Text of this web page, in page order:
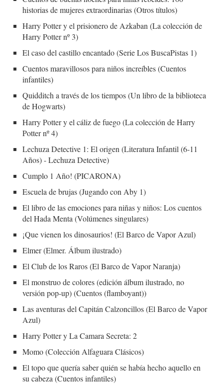
historias de mujeres extraordinarias (Otros títulos)
Harry Potter y el prisionero de Azkaban (La colección de
Harry Potter nº 3)
El caso del castillo encantado (Serie Los BuscaPistas 1)
Cuentos maravillosos para niños increíbles (Cuentos
infantiles)
Quidditch a través de los tiempos (Un libro de la biblioteca
de Hogwarts)
Harry Potter y el cáliz de fuego (La colección de Harry
Potter nº 4)
Lechuza Detective 1: El origen (Literatura Infantil (6-11
Años) - Lechuza Detective)
Cumplo 1 Año! (PICARONA)
Escuela de brujas (Jugando con Aby 1)
El libro de las emociones para niñas y niños: Los cuentos
del Hada Menta (Volúmenes singulares)
¡Que vienen los dinosaurios! (El Barco de Vapor Azul)
Elmer (Elmer. Álbum ilustrado)
El Club de los Raros (El Barco de Vapor Naranja)
El monstruo de colores (edición álbum ilustrado, no
versión pop-up) (Cuentos (flamboyant))
Las aventuras del Capitán Calzoncillos (El Barco de Vapor
Azul)
Harry Potter y La Camara Secreta: 2
Momo (Colección Alfaguara Clásicos)
El topo que quería saber quién se había hecho aquello en
su cabeza (Cuentos infantiles)